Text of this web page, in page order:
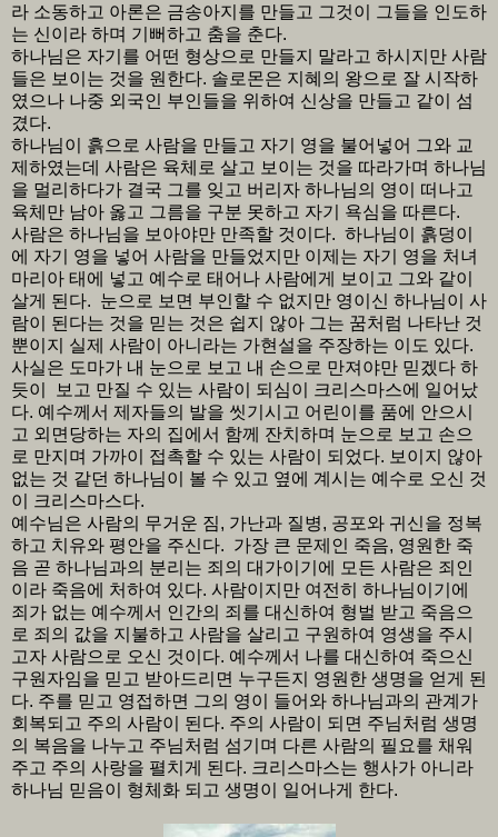
라 소동하고 아론은 금송아지를 만들고 그것이 그들을 인도하
는 신이라 하며 기뻐하고 춤을 춘다.
하나님은 자기를 어떤 형상으로 만들지 말라고 하시지만 사람
들은 보이는 것을 원한다. 솔로몬은 지혜의 왕으로 잘 시작하
였으나 나중 외국인 부인들을 위하여 신상을 만들고 같이 섬
겼다.
하나님이 흙으로 사람을 만들고 자기 영을 불어넣어 그와 교
제하였는데 사람은 육체로 살고 보이는 것을 따라가며 하나님
을 멀리하다가 결국 그를 잊고 버리자 하나님의 영이 떠나고
육체만 남아 옳고 그름을 구분 못하고 자기 욕심을 따른다.
사람은 하나님을 보아야만 만족할 것이다. 하나님이 흙덩이
에 자기 영을 넣어 사람을 만들었지만 이제는 자기 영을 처녀
마리아 태에 넣고 예수로 태어나 사람에게 보이고 그와 같이
살게 된다. 눈으로 보면 부인할 수 없지만 영이신 하나님이 사
람이 된다는 것을 믿는 것은 쉽지 않아 그는 꿈처럼 나타난 것
뿐이지 실제 사람이 아니라는 가현설을 주장하는 이도 있다.
사실은 도마가 내 눈으로 보고 내 손으로 만져야만 믿겠다 하
듯이 보고 만질 수 있는 사람이 되심이 크리스마스에 일어났
다. 예수께서 제자들의 발을 씻기시고 어린이를 품에 안으시
고 외면당하는 자의 집에서 함께 잔치하며 눈으로 보고 손으
로 만지며 가까이 접촉할 수 있는 사람이 되었다. 보이지 않아
없는 것 같던 하나님이 볼 수 있고 옆에 계시는 예수로 오신 것
이 크리스마스다.
예수님은 사람의 무거운 짐, 가난과 질병, 공포와 귀신을 정복
하고 치유와 평안을 주신다. 가장 큰 문제인 죽음, 영원한 죽
음 곧 하나님과의 분리는 죄의 대가이기에 모든 사람은 죄인
이라 죽음에 처하여 있다. 사람이지만 여전히 하나님이기에
죄가 없는 예수께서 인간의 죄를 대신하여 형벌 받고 죽음으
로 죄의 값을 지불하고 사람을 살리고 구원하여 영생을 주시
고자 사람으로 오신 것이다. 예수께서 나를 대신하여 죽으신
구원자임을 믿고 받아드리면 누구든지 영원한 생명을 얻게 된
다. 주를 믿고 영접하면 그의 영이 들어와 하나님과의 관계가
회복되고 주의 사람이 된다. 주의 사람이 되면 주님처럼 생명
의 복음을 나누고 주님처럼 섬기며 다른 사람의 필요를 채워
주고 주의 사랑을 펼치게 된다. 크리스마스는 행사가 아니라
하나님 믿음이 형체화 되고 생명이 일어나게 한다.